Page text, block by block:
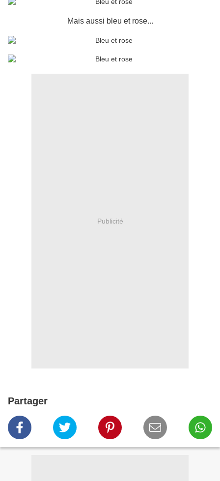
Mais aussi bleu et rose...
Publicité
Partager